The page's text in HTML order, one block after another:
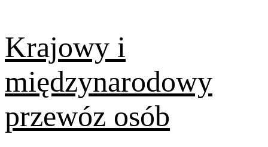
content
Krajowy i
międzynarodowy
przewóz osób